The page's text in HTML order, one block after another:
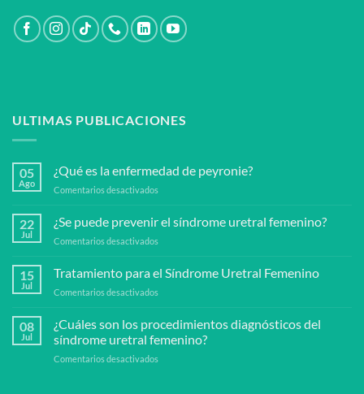
ULTIMAS PUBLICACIONES
05
Ago
¿Qué es la enfermedad de peyronie?
Comentarios desactivados
la
enfermedad
peyronie?
22
Jul
¿Se puede prevenir el síndrome uretral femenino?
Comentarios desactivados
puede
prevenir
el
uretral
femenino?
15
Jul
Tratamiento para el Síndrome Uretral Femenino
Comentarios desactivados
el
Síndrome
Uretral
08
Jul
¿Cuáles son los procedimientos diagnósticos del
síndrome uretral femenino?
Comentarios desactivados